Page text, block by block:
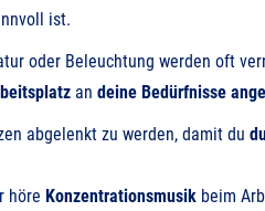
ist.
oder Beleuchtung werden oft
an deine Bedürfnisse
abgelenkt zu werden, damit du
höre Konzentrationsmusik beim